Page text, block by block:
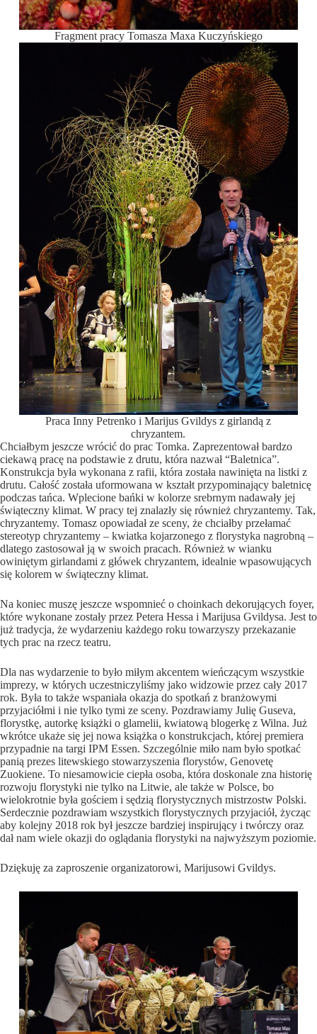
Fragment pracy Tomasza Maxa Kuczyńskiego
Praca Inny Petrenko i Marijus Gvildys z girlandą z
chryzantem.
Chciałbym jeszcze wrócić do prac Tomka. Zaprezentował bardzo
ciekawą pracę na podstawie z drutu, która nazwał “Baletnica”.
Konstrukcja była wykonana z rafii, która została nawinięta na listki z
drutu. Całość została uformowana w kształt przypominający baletnicę
podczas tańca. Wplecione bańki w kolorze srebrnym nadawały jej
świąteczny klimat. W pracy tej znalazły się również chryzantemy. Tak,
chryzantemy. Tomasz opowiadał ze sceny, że chciałby przełamać
stereotyp chryzantemy – kwiatka kojarzonego z florystyka nagrobną –
dlatego zastosował ją w swoich pracach. Również w wianku
owiniętym girlandami z główek chryzantem, idealnie wpasowujących
się kolorem w świąteczny klimat.
Na koniec muszę jeszcze wspomnieć o choinkach dekorujących foyer,
które wykonane zostały przez Petera Hessa i Marijusa Gvildysa. Jest to
już tradycja, że wydarzeniu każdego roku towarzyszy przekazanie
tych prac na rzecz teatru.
Dla nas wydarzenie to było miłym akcentem wieńczącym wszystkie
imprezy, w których uczestniczyliśmy jako widzowie przez cały 2017
rok. Była to także wspaniała okazja do spotkań z branżowymi
przyjaciółmi i nie tylko tymi ze sceny. Pozdrawiamy Julię Guseva,
florystkę, autorkę książki o glamelii, kwiatową blogerkę z Wilna. Już
wkrótce ukaże się jej nowa książka o konstrukcjach, której premiera
przypadnie na targi IPM Essen. Szczególnie miło nam było spotkać
panią prezes litewskiego stowarzyszenia florystów, Genovetę
Zuokiene. To niesamowicie ciepła osoba, która doskonale zna historię
rozwoju florystyki nie tylko na Litwie, ale także w Polsce, bo
wielokrotnie była gościem i sędzią florystycznych mistrzostw Polski.
Serdecznie pozdrawiam wszystkich florystycznych przyjaciół, życząc
aby kolejny 2018 rok był jeszcze bardziej inspirujący i twórczy oraz
dał nam wiele okazji do oglądania florystyki na najwyższym poziomie.
Dziękuję za zaproszenie organizatorowi, Marijusowi Gvildys.